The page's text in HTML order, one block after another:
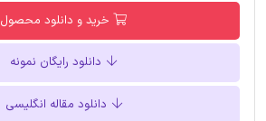
خرید و دانلود محصول
دانلود رایگان نمونه
دانلود مقاله انگلیسی